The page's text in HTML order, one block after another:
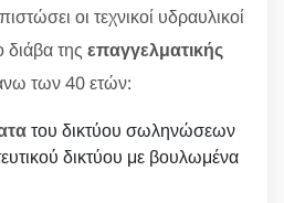
οι τεχνικοί υδραυλικοί
διάβα της επαγγελματικής
των 40 ετών:
του δικτύου σωληνώσεων
δικτύου με βουλωμένα